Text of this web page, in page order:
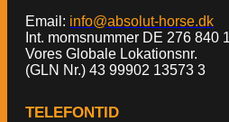
Email: info@absolut-horse.dk
Int. momsnummer DE 276 840
Vores Globale Lokationsnr.
(GLN Nr.) 43 99902 13573 3
TELEFONTID